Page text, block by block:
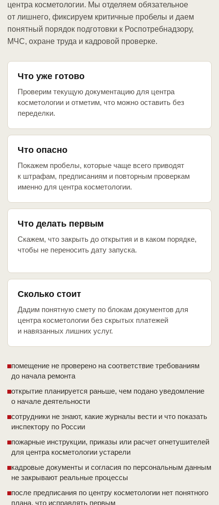
центра косметологии. Мы отделяем обязательное
от лишнего, фиксируем критичные пробелы и даем
понятный порядок подготовки к Роспотребнадзору,
МЧС, охране труда и кадровой проверке.
Что уже готово
Проверим текущую документацию для центра
косметологии и отметим, что можно оставить без
переделки.
Что опасно
Покажем пробелы, которые чаще всего приводят
к штрафам, предписаниям и повторным проверкам
именно для центра косметологии.
Что делать первым
Скажем, что закрыть до открытия и в каком порядке,
чтобы не переносить дату запуска.
Сколько стоит
Дадим понятную смету по блокам документов для
центра косметологии без скрытых платежей
и навязанных лишних услуг.
помещение не проверено на соответствие требованиям
до начала ремонта
открытие планируется раньше, чем подано уведомление
о начале деятельности
сотрудники не знают, какие журналы вести и что показать
инспектору по России
пожарные инструкции, приказы или расчет огнетушителей
для центра косметологии устарели
кадровые документы и согласия по персональным данным
не закрывают реальные процессы
после предписания по центру косметологии нет понятного
плана, что исправлять первым